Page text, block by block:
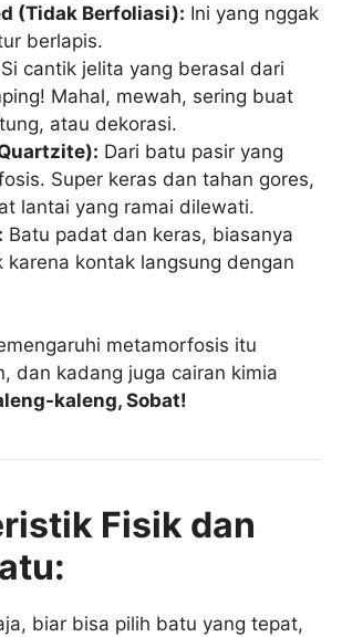
(Tidak Berfoliasi): Ini yang nggak
berlapis.
Si cantik jelita yang berasal dari
Mahal, mewah, sering buat
atau dekorasi.
Dari batu pasir yang
Super keras dan tahan gores,
lantai yang ramai dilewati.
Batu padat dan keras, biasanya
karena kontak langsung dengan
metamorfosis itu
dan kadang juga cairan kimia
kaleng, Sobat!
Fisik dan
biar bisa pilih batu yang tepat,